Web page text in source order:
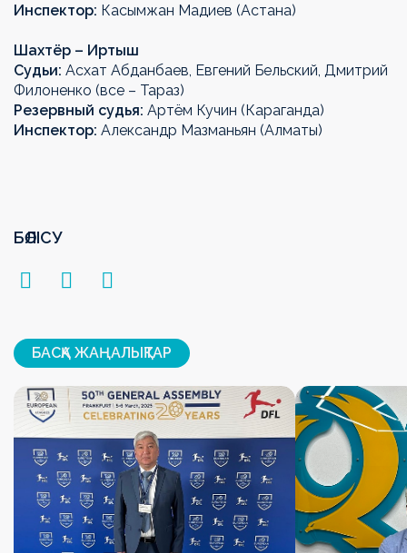
Инспектор: Касымжан Мадиев (Астана)
Шахтёр – Иртыш
Судьи: Асхат Абданбаев, Евгений Бельский, Дмитрий
Филоненко (все – Тараз)
Резервный судья: Артём Кучин (Караганда)
Инспектор: Александр Мазманьян (Алматы)
БӨЛІСУ
БАСҚА ЖАҢАЛЫҚТАР